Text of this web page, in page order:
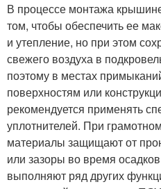
В процессе монтажа
том, чтобы обеспечить ее
и утепление, но при этом
свежего воздуха в
поэтому в местах
поверхностям или
рекомендуется применять
уплотнителей. При
материалы защищают от
или зазоры во время
выполняют ряд других